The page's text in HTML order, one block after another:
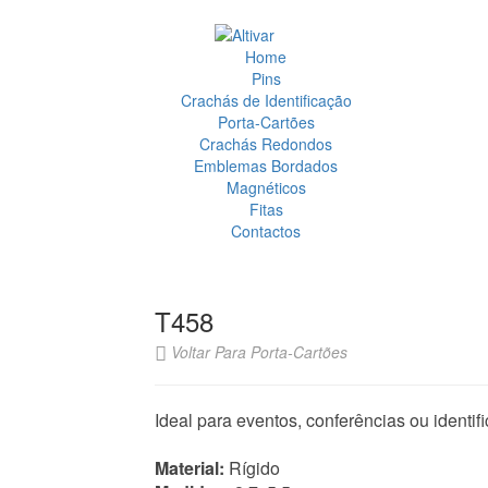
Home
Pins
Crachás de Identificação
Porta-Cartões
Crachás Redondos
Emblemas Bordados
Magnéticos
Fitas
Contactos
T458
Voltar Para Porta-Cartões
Ideal para eventos, conferências ou
Material: Rígido